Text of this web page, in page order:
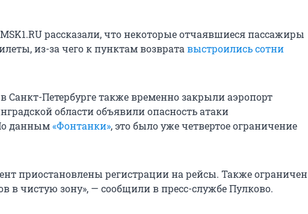
рассказали, что некоторые отчаявшиеся пассажиры
из-за чего к пунктам возврата выстроились сотни
Санкт-Петербурге также временно закрыли аэропорт
области объявили опасность атаки
данным«Фонтанки», это было уже четвертое ограничение
приостановлены регистрации на рейсы. Также ограничен
в чистую зону», — сообщили в пресс-службе Пулково.